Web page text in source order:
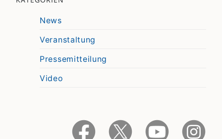
News
Veranstaltung
Pressemitteilung
Video